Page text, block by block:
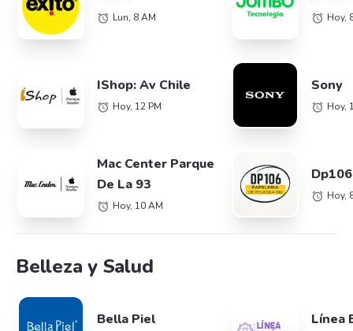
Lun, 8 AM
IShop: Av Chile
Hoy, 12 PM
Mac Center Parque
De La 93
Hoy, 10 AM
Hoy,
Sony
Hoy,
Dp106
Hoy,
Belleza y Salud
Bella Piel Línea